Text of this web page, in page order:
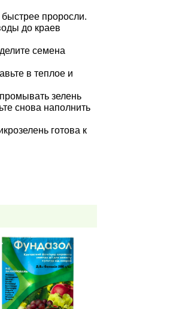
проросли.
до краев
семена
в теплое и
зелень
снова наполнить
готова к